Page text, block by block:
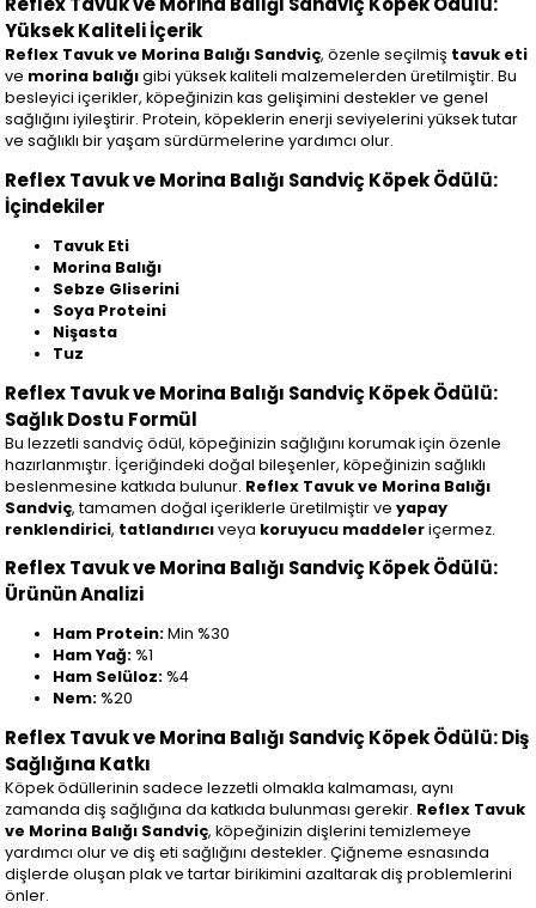
Yüksek Kaliteli İçerik
Reflex Tavuk ve Morina Balığı Sandviç, özenle seçilmiş tavuk eti
ve morina balığıgibi yüksek kaliteli malzemelerden üretilmiştir. Bu
besleyici içerikler, köpeğinizin kas gelişimini destekler ve genel
sağlığını iyileştirir. Protein, köpeklerin enerji seviyelerini yüksek tutar
ve sağlıklı bir yaşam sürdürmelerine yardımcı olur.
Reflex Tavuk ve Morina Balığı Sandviç Köpek Ödülü:
İçindekiler
Tavuk Eti
Morina Balığı
Sebze Gliserini
Soya Proteini
Nişasta
Tuz
Reflex Tavuk ve Morina Balığı Sandviç Köpek Ödülü:
Sağlık Dostu Formül
Bu lezzetli sandviç ödül, köpeğinizin sağlığını korumak için özenle
hazırlanmıştır. İçeriğindeki doğal bileşenler, köpeğinizin sağlıklı
beslenmesine katkıda bulunur. Reflex Tavuk ve Morina Balığı
Sandviç, tamamen doğal içeriklerle üretilmiştir veyapay
renklendirici, tatlandırıcıveya koruyucu maddeleriçermez.
Reflex Tavuk ve Morina Balığı Sandviç Köpek Ödülü:
Ürünün Analizi
Ham Protein:Min %30
Ham Yağ:%1
Ham Selüloz:%4
Nem:%20
Reflex Tavuk ve Morina Balığı Sandviç Köpek Ödülü: Diş
Sağlığına Katkı
Köpek ödüllerinin sadece lezzetli olmakla kalmaması, aynı
zamanda diş sağlığına da katkıda bulunması gerekir. Reflex Tavuk
ve Morina Balığı Sandviç, köpeğinizin dişlerini temizlemeye
yardımcı olur ve diş eti sağlığını destekler. Çiğneme esnasında
dişlerde oluşan plak ve tartar birikimini azaltarak diş problemlerini
önler.